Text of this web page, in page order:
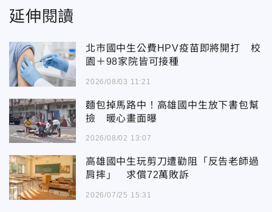
延伸閱讀
北市國中生公費HPV疫苗即將開打 校
園＋98家院皆可接種
2026/08/03 11:21
麵包掉馬路中！高雄國中生放下書包幫
撿 暖心畫面曝
2026/08/02 13:07
高雄國中生玩剪刀遭勸阻「反告老師過
肩摔」 求償72萬敗訴
2026/07/25 15:31